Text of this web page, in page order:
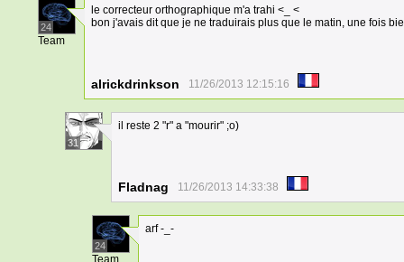
24
Team
le correcteur orthographique m'a trahi <_ <
bon j'avais dit que je ne traduirais plus que le matin, une fois
alrickdrinkson 11/26/2013 12:15:16
31
il reste 2 "r" a "mourir" ;o)
Fladnag 11/26/2013 14:33:38
24
Team
arf -_-